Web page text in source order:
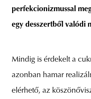
perfekcionizmussal
egy desszertből valódi
Mindig is érdekelt a
azonban hamar
elérhető, az